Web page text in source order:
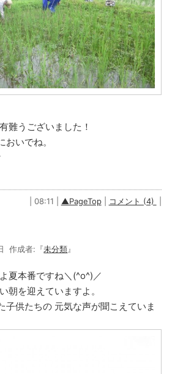
難うございました！
いでね。
| 08:11 | ▲PageTop| コメント (4)
作成者:『未分類』
夏本番ですね＼(^o^)／
朝を迎えていますよ。
子供たちの 元気な声が聞こえていま